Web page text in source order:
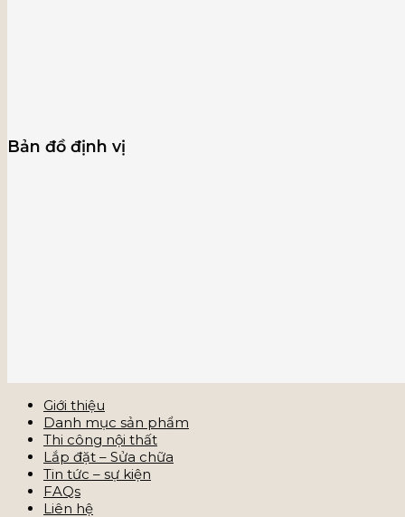
Bản đồ định vị
Giới thiệu
Danh mục sản phẩm
Thi công nội thất
Lắp đặt – Sửa chữa
Tin tức – sự kiện
FAQs
Liên hệ